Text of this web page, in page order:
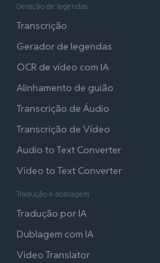
Geração de legendas
Transcrição
Gerador de legendas
OCR de vídeo com IA
Alinhamento de guião
Transcrição de Áudio
Transcrição de Vídeo
Audio to Text Converter
Video to Text Converter
Tradução e dobragem
Tradução por IA
Dublagem com IA
Video Translator